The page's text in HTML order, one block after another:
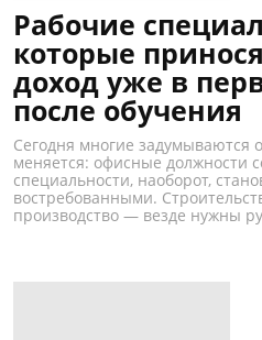
Рабочие
которые
доход уже в
после обучения
Сегодня многие задумываются
меняется: офисные должности
специальности, наоборот,
востребованными.
производство — везде нужны